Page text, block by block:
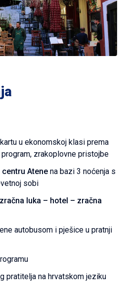
u ekonomskoj klasi prema
zrakoplovne pristojbe
Atene na bazi 3 noćenja s
sobi
luka – hotel – zračna
autobusom i pješice u pratnji
pratitelja na hrvatskom jeziku